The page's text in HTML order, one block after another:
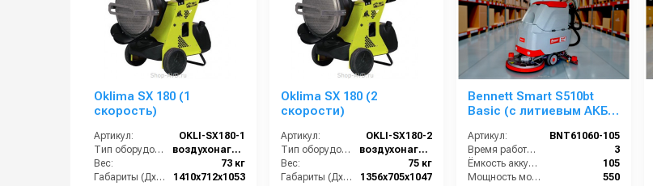
Oklima SX 180 (1
скорость)
Артикул:
OKLI-SX180-1
Тип оборудования:
воздухонагреватель
Вес:
73 кг
Габариты (ДхШхВ):
1410х712х1053
Oklima SX 180 (2
скорости)
Артикул:
OKLI-SX180-2
Тип оборудования:
воздухонагреватель
Вес:
75 кг
Габариты (ДхШхВ):
1356x705x1047
Bennett Smart S510bt
Basic (с литиевым АКБ
Артикул:
BNT61060-105
Время работы (ч):
3
Ёмкость аккумулятора (Ач):
105
Мощность мотора щеток:
550